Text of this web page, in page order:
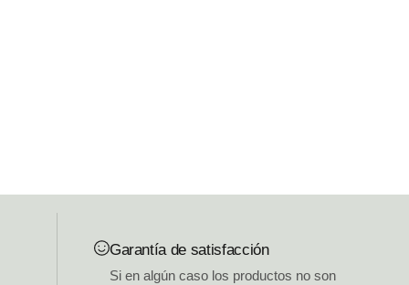
Garantía de satisfacción
Si en algún caso los productos no son